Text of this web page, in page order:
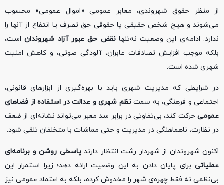
از منظر حقوق شهروندی، معابر عمومی «اموال عمومی» محسوب
می‌شوند و هیچ شخص حقیقی یا حقوقی حق تصرف یا انتفاع از آنها را
ندارد. ادامه‌ی این وضعیت نه‌تنهانقض حق عبور آزاد شهرونداناست،
بلکه موجب افزایش تصادفات عابران، آلودگی صوتی، و کاهش امنیت
شهری شده است.
در شرایطی که مدیریت شهری باید با بهره‌گیری از ابزارهای قانونی،
اجتماعی و فرهنگی، به سمتنظم شهری و عدالت در استفاده از فضاهای
عمومی حرکت کند، بی‌تفاوتی در برابر سد معبر می‌تواند نشانه‌ای از ضعف
در نظارت، ناهماهنگی در مدیریت و حتی مماشات با متخلفان تلقی شود.
اکنون شهروندان از شهردار رشت انتظار دارندپاسخی روشن و برنامه‌ای
عملیاتی برای پایان دادن به این وضعیت ارائه دهد؛ زیرا استمرار این
بی‌نظمی نه فقط چهره‌ی شهر را مخدوش کرده، بلکه به اعتماد عمومی نیز